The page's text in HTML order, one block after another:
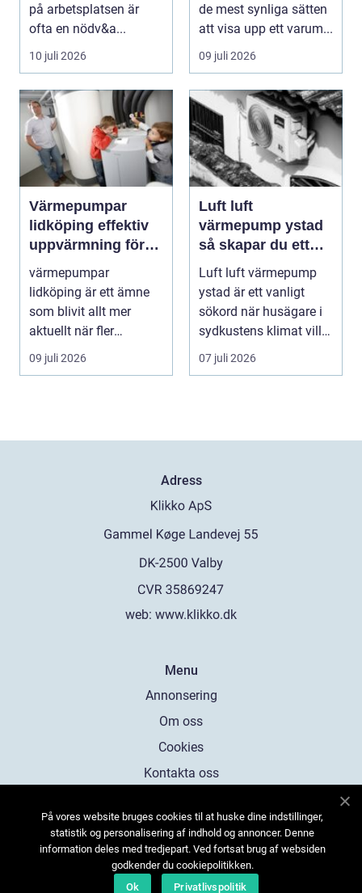
på arbetsplatsen är
ofta en nödv&a...
10 juli 2026
de mest synliga sätten
att visa upp ett varum...
09 juli 2026
Värmepumpar
lidköping effektiv
uppvärmning för
hus och fastigheter
värmepumpar
lidköping är ett ämne
som blivit allt mer
aktuellt när fler
fastighetsägare vill
kombine...
09 juli 2026
Luft luft
värmepump ystad
så skapar du ett
behagligt
inomhusklimat
Året om
Luft luft värmepump
ystad är ett vanligt
sökord när husägare i
sydkustens klimat vill
hitta ett smar...
07 juli 2026
Adress
web: www.klikko.dk
Menu
Annonsering
Om oss
Cookies
Kontakta oss
På vores website bruges cookies til at huske dine indstillinger,
statistik og personalisering af indhold og annoncer. Denne
information deles med tredjepart. Ved fortsat brug af websiden
godkender du cookiepolitikken.
Ok
Privatlivspolitik